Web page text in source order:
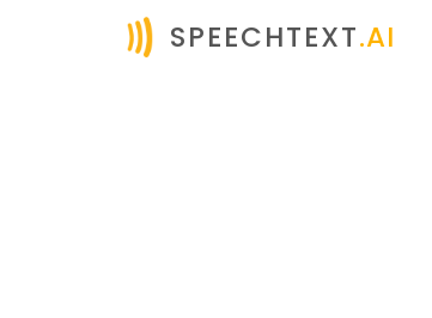
SPEECHTEXT.AI